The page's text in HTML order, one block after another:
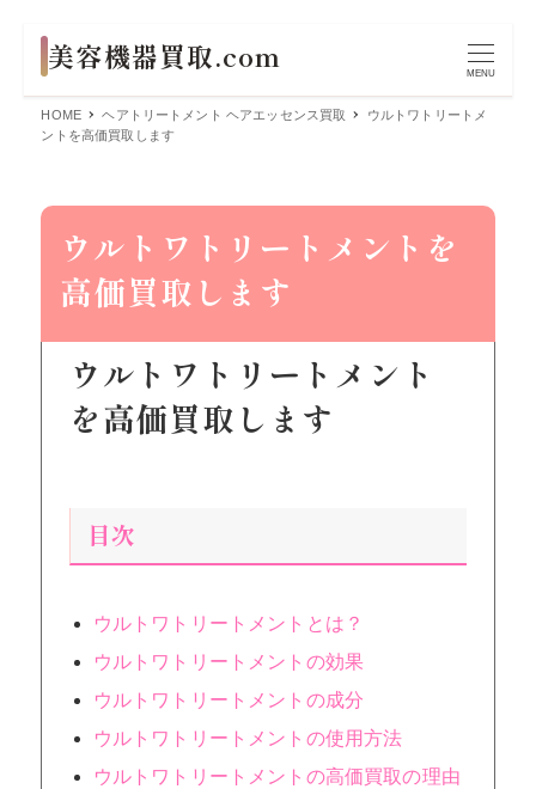
MENU
HOME ヘアトリートメント ヘアエッセンス買取
ウルトワトリートメ
ントを高価買取します
ウルトワトリートメントを
高価買取します
ウルトワトリートメント
を高価買取します
目次
ウルトワトリートメントとは？
ウルトワトリートメントの効果
ウルトワトリートメントの成分
ウルトワトリートメントの使用方法
ウルトワトリートメントの高価買取の理由